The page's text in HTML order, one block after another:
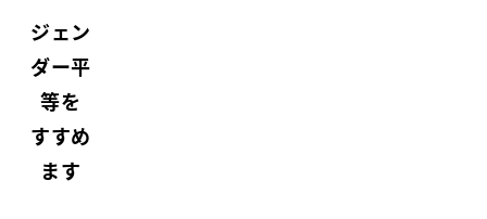
ジェン
ダー平
等を
すすめ
ます